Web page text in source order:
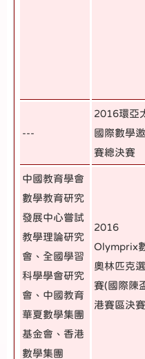
---
2016環亞
國際數學
賽總決賽
中國教育學會
數學教育研究
發展中心嘗試
教學理論研究
會、全國學習
科學學會研究
會、中國教育
華夏數學集團
基金會、香港
數學集團
2016
Olymprix
奧林匹克
賽(國際陳
港賽區決